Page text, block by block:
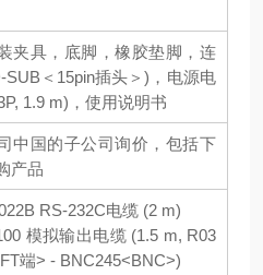
夹具，底脚，橡胶垫脚，连
SUB＜15pin插头＞)，电源电
1.9 m)，使用说明书
中国的子公司询价，包括下
产品
RS-232C电缆 (2 m)
模拟输出电缆 (1.5 m, R03
端> - BNC245<BNC>)